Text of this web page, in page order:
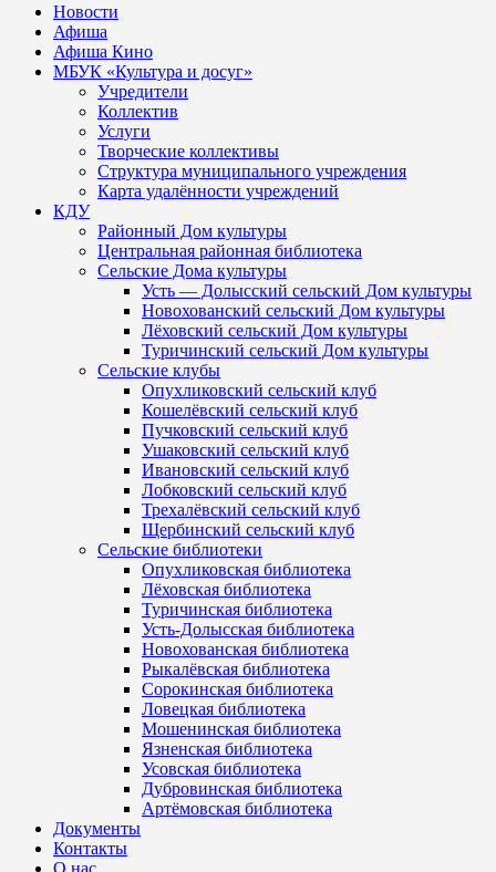
Новости
Афиша
Афиша Кино
МБУК «Культура и досуг»
Учредители
Коллектив
Услуги
Творческие коллективы
Структура муниципального учреждения
Карта удалённости учреждений
КДУ
Районный Дом культуры
Центральная районная библиотека
Сельские Дома культуры
Усть — Долысский сельский Дом культуры
Новохованский сельский Дом культуры
Лёховский сельский Дом культуры
Туричинский сельский Дом культуры
Сельские клубы
Опухликовский сельский клуб
Кошелёвский сельский клуб
Пучковский сельский клуб
Ушаковский сельский клуб
Ивановский сельский клуб
Лобковский сельский клуб
Трехалёвский сельский клуб
Щербинский сельский клуб
Сельские библиотеки
Опухликовская библиотека
Лёховская библиотека
Туричинская библиотека
Усть-Долысская библиотека
Новохованская библиотека
Рыкалёвская библиотека
Сорокинская библиотека
Ловецкая библиотека
Мошенинская библиотека
Язненская библиотека
Усовская библиотека
Дубровинская библиотека
Артёмовская библиотека
Документы
Контакты
О нас